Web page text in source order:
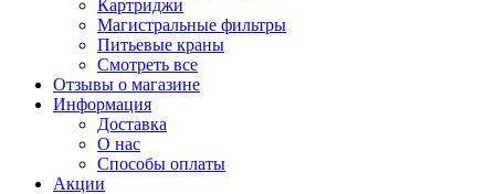
Картриджи
Магистральные фильтры
Питьевые краны
Смотреть все
Отзывы о магазине
Информация
Доставка
О нас
Способы оплаты
Акции